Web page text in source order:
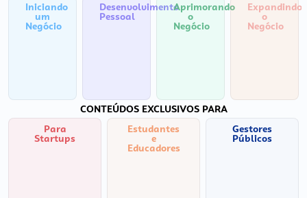
Iniciando
um
Negócio
Desenvolvimento
Pessoal
Aprimorando
o
Negócio
Expandindo
o
Negócio
CONTEÚDOS EXCLUSIVOS PARA
Para
Startups
Estudantes
e
Educadores
Gestores
Públicos